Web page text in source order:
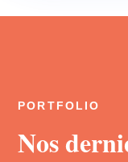
PORTFOLIO
Nos